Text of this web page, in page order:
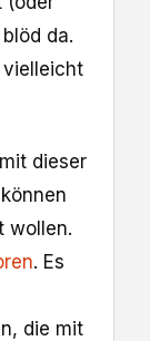
da.
vielleicht
dieser
wollen.
. Es
die mit